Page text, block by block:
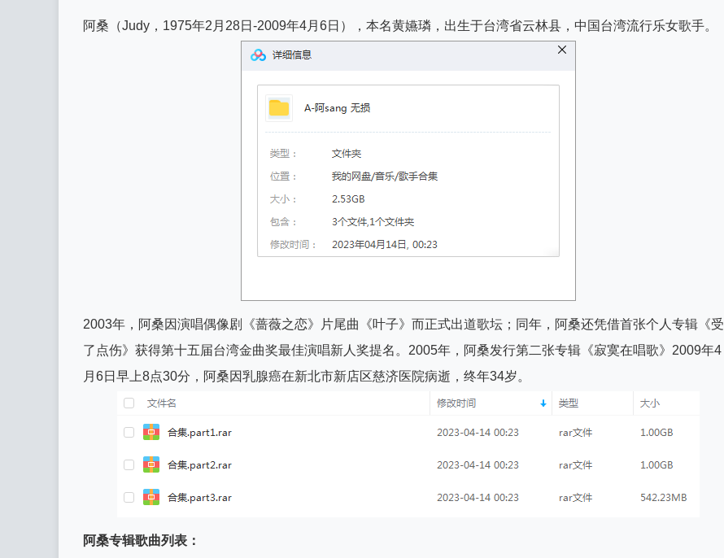
阿桑（Judy，1975年2月28日-2009年4月6日），本名黄嬿璘，出生于台湾省云林县，中国台湾流行乐女歌手。
2003年，阿桑因演唱偶像剧《蔷薇之恋》片尾曲《叶子》而正式出道歌坛；同年，阿桑还凭借首张个人专辑《受
了点伤》获得第十五届台湾金曲奖最佳演唱新人奖提名。2005年，阿桑发行第二张专辑《寂寞在唱歌》2009年4
月6日早上8点30分，阿桑因乳腺癌在新北市新店区慈济医院病逝，终年34岁。
阿桑专辑歌曲列表：